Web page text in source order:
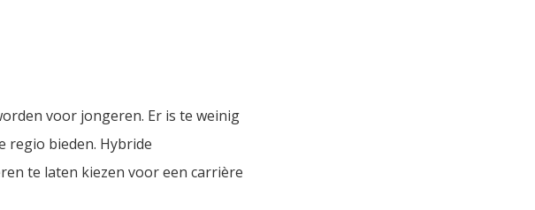
voor jongeren. Er is te weinig
regio bieden. Hybride
te laten kiezen voor een carrière